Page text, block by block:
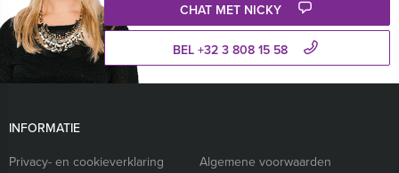
CHAT MET NICKY
BEL +32 3 808 15 58
INFORMATIE
Privacy- en cookieverklaring
Algemene voorwaarden